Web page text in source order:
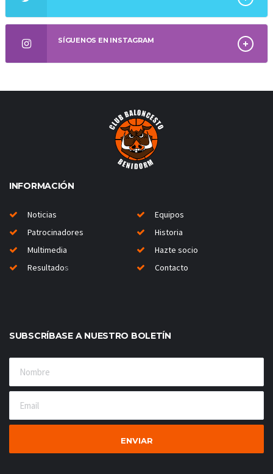
SÍGUENOS EN INSTAGRAM
INFORMACIÓN
Noticias
Equipos
Patrocinadores
Historia
Multimedia
Hazte socio
Resultados Contacto
SUBSCRÍBASE A NUESTRO BOLETÍN